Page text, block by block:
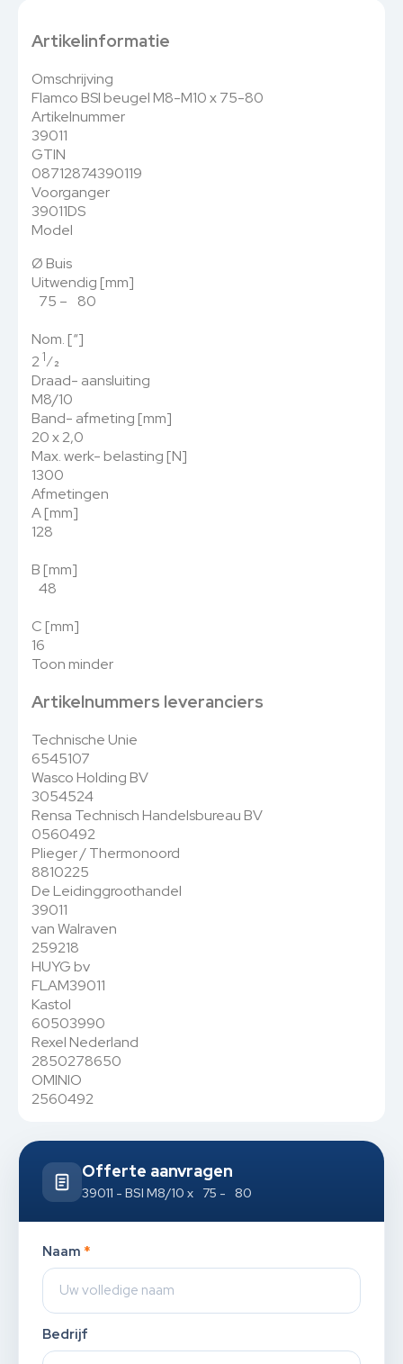
Artikelinformatie
Omschrijving
Flamco BSI beugel M8-M10 x 75-80
Artikelnummer
39011
GTIN
08712874390119
Voorganger
39011DS
Model
Ø Buis
Uitwendig [mm]
75 – 80
Nom. [“]
21⁄2
Draad- aansluiting
M8/10
Band- afmeting [mm]
20 x 2,0
Max. werk- belasting [N]
1300
Afmetingen
A [mm]
128
B [mm]
48
C [mm]
16
Toon minder
Artikelnummers leveranciers
Technische Unie
6545107
Wasco Holding BV
3054524
Rensa Technisch Handelsbureau BV
0560492
Plieger / Thermonoord
8810225
De Leidinggroothandel
39011
van Walraven
259218
HUYG bv
FLAM39011
Kastol
60503990
Rexel Nederland
2850278650
OMINIO
2560492
Offerte aanvragen
39011 - BSI M8/10 x 75 - 80
Naam *
Bedrijf